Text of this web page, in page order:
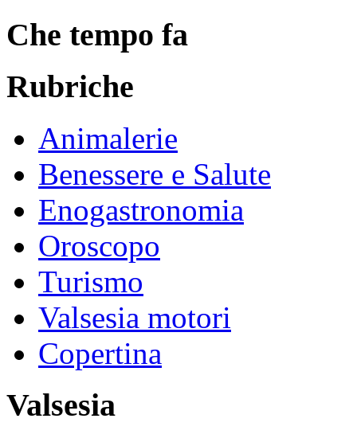
Che tempo fa
Rubriche
Animalerie
Benessere e Salute
Enogastronomia
Oroscopo
Turismo
Valsesia motori
Copertina
Valsesia